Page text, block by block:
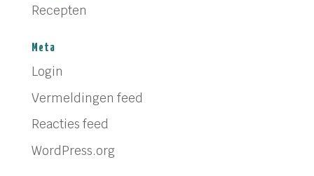
Recepten
Meta
Login
Vermeldingen feed
Reacties feed
WordPress.org